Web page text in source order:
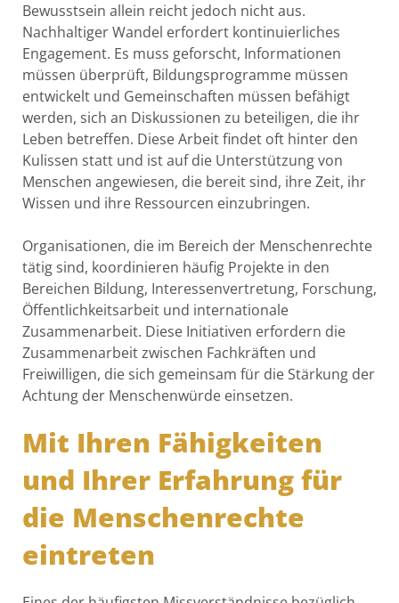
Bewusstsein allein reicht jedoch nicht aus.
Nachhaltiger Wandel erfordert kontinuierliches
Engagement. Es muss geforscht, Informationen
müssen überprüft, Bildungsprogramme müssen
entwickelt und Gemeinschaften müssen befähigt
werden, sich an Diskussionen zu beteiligen, die ihr
Leben betreffen. Diese Arbeit findet oft hinter den
Kulissen statt und ist auf die Unterstützung von
Menschen angewiesen, die bereit sind, ihre Zeit, ihr
Wissen und ihre Ressourcen einzubringen.
Organisationen, die im Bereich der Menschenrechte
tätig sind, koordinieren häufig Projekte in den
Bereichen Bildung, Interessenvertretung, Forschung,
Öffentlichkeitsarbeit und internationale
Zusammenarbeit. Diese Initiativen erfordern die
Zusammenarbeit zwischen Fachkräften und
Freiwilligen, die sich gemeinsam für die Stärkung der
Achtung der Menschenwürde einsetzen.
Mit Ihren Fähigkeiten
und Ihrer Erfahrung für
die Menschenrechte
eintreten